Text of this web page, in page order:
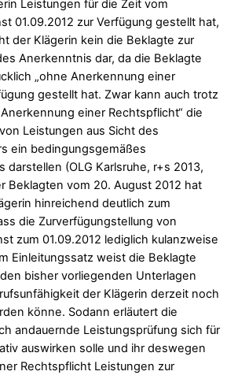
Leistungen für die Zeit vom
01.09.2012 zur Verfügung gestellt hat,
der Klägerin kein die Beklagte zur
Anerkenntnis dar, da die Beklagte
„ohne Anerkennung einer
gestellt hat. Zwar kann auch trotz
einer Rechtspflicht“ die
Leistungen aus Sicht des
ein bedingungsgemäßes
darstellen (OLG Karlsruhe, r+s 2013,
Beklagten vom 20. August 2012 hat
hinreichend deutlich zum
die Zurverfügungstellung von
zum 01.09.2012 lediglich kulanzweise
Einleitungssatz weist die Beklagte
bisher vorliegenden Unterlagen
der Klägerin derzeit noch
könne. Sodann erläutert die
andauernde Leistungsprüfung sich für
auswirken solle und ihr deswegen
Rechtspflicht Leistungen zur